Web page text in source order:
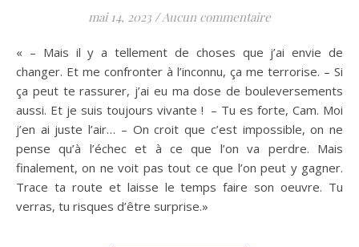
mai 14, 2023 / Aucun commentaire
« – Mais il y a tellement de choses que j’ai envie de
changer. Et me confronter à l’inconnu, ça me terrorise. – Si
ça peut te rassurer, j’ai eu ma dose de bouleversements
aussi. Et je suis toujours vivante ! – Tu es forte, Cam. Moi
j’en ai juste l’air… – On croit que c’est impossible, on ne
pense qu’à l’échec et à ce que l’on va perdre. Mais
finalement, on ne voit pas tout ce que l’on peut y gagner.
Trace ta route et laisse le temps faire son oeuvre. Tu
verras, tu risques d’être surprise.»